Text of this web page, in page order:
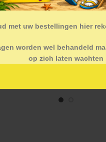
met uw bestellingen hier
worden wel behandeld
op zich laten wachten